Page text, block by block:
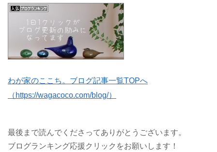
わが家のここち。ブログ記事一覧TOPへ
（https://wagacoco.com/blog/）
最後まで読んでくださってありがとうございます。
ブログランキング応援クリックをお願いします！